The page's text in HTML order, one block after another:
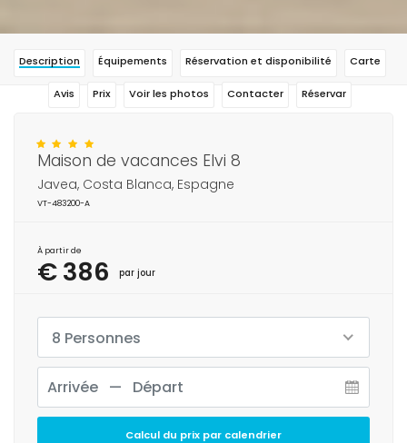
Description Équipements Réservation et disponibilité Carte
Avis Prix Voir les photos Contacter Réservar
Maison de vacances Elvi 8
Javea, Costa Blanca, Espagne
VT-483200-A
À partir de
€ 386 par jour
8 Personnes
Calcul du prix par calendrier